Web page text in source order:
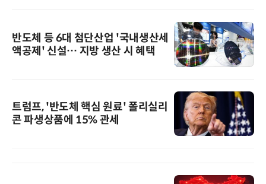
반도체 등 6대 첨단산업 '국내생산세
액공제' 신설… 지방 생산 시 혜택
트럼프, '반도체 핵심 원료' 폴리실리
콘 파생상품에 15% 관세